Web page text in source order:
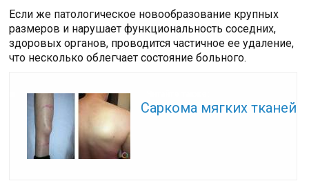
Если же патологическое новообразование крупных
размеров и нарушает функциональность соседних,
здоровых органов, проводится частичное ее удаление,
что несколько облегчает состояние больного.
Саркома мягких тканей